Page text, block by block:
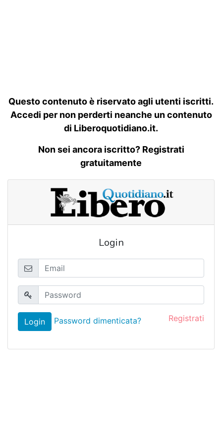
Questo contenuto è riservato agli utenti iscritti.
Accedi per non perderti neanche un contenuto
di Liberoquotidiano.it.
Non sei ancora iscritto? Registrati
gratuitamente
Login
Login Password dimenticata? Registrati